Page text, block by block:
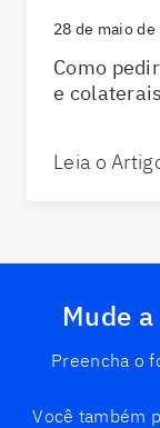
28 de maio de
Como
e
Leia o
Mude
Preencha o
Você também